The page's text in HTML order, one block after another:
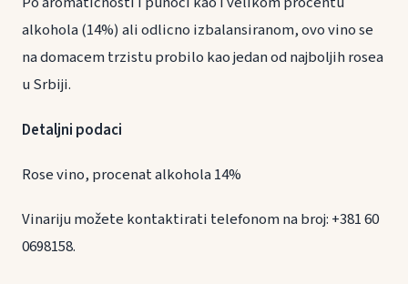
alkohola (14%) ali odlicno izbalansiranom, ovo vino se
na domacem trzistu probilo kao jedan od najboljih rosea
u Srbiji.
Detaljni podaci
Rose vino, procenat alkohola 14%
Vinariju možete kontaktirati telefonom na broj: +381 60
0698158.